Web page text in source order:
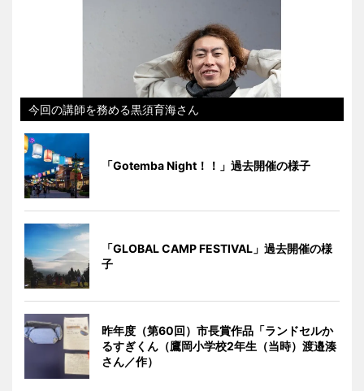
今回の講師を務める黒須育海さん
「Gotemba Night！！」過去開催の様子
「GLOBAL CAMP FESTIVAL」過去開催の様
子
昨年度（第60回）市長賞作品「ランドセルか
るすぎくん（鷹岡小学校2年生（当時）渡邉湊
さん／作）